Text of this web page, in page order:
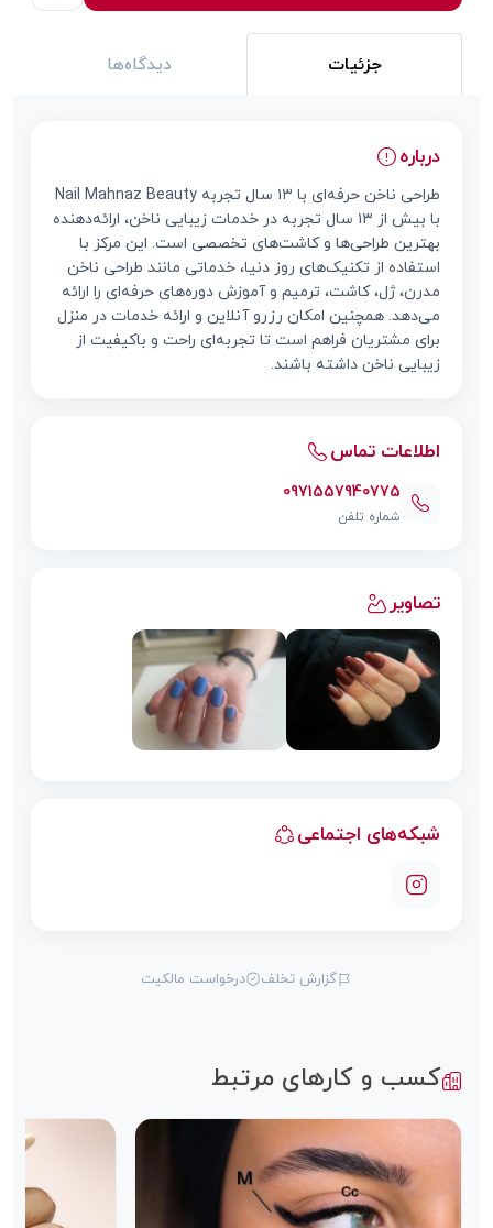
جزئیات دیدگاه‌ها
درباره
طراحی ناخن حرفه‌ای با ۱۳ سال تجربه Nail Mahnaz Beauty
با بیش از ۱۳ سال تجربه در خدمات زیبایی ناخن، ارائه‌دهنده
بهترین طراحی‌ها و کاشت‌های تخصصی است. این مرکز با
استفاده از تکنیک‌های روز دنیا، خدماتی مانند طراحی ناخن
مدرن، ژل، کاشت، ترمیم و آموزش دوره‌های حرفه‌ای را ارائه
می‌دهد. همچنین امکان رزرو آنلاین و ارائه خدمات در منزل
برای مشتریان فراهم است تا تجربه‌ای راحت و باکیفیت از
زیبایی ناخن داشته باشند.
اطلاعات تماس
0971557940775
شماره تلفن
تصاویر
شبکه‌های اجتماعی
گزارش تخلف درخواست مالکیت
کسب و کارهای مرتبط